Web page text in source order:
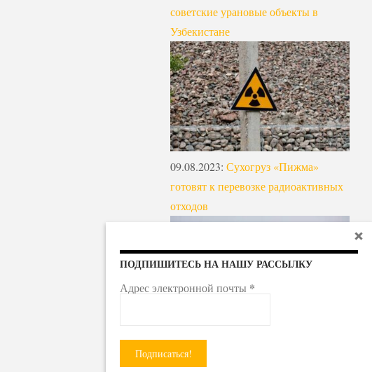
советские урановые объекты в
Узбекистане
09.08.2023: Сухогруз «Пижма»
готовят к перевозке радиоактивных
отходов
ПОДПИШИТЕСЬ НА НАШУ РАССЫЛКУ
Адрес электронной почты *